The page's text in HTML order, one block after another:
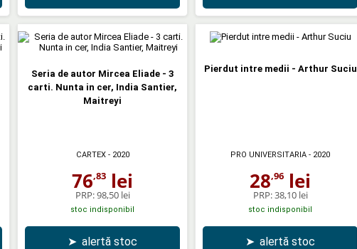
Seria de autor Mircea Eliade - 3
carti. Nunta in cer, India Santier,
Maitreyi
CARTEX- 2020
76,83 lei
PRP:98,50 lei
stoc indisponibil
➤ alertă stoc
Pierdut intre medii - Arthur Suciu
PRO UNIVERSITARIA - 2020
28,96 lei
PRP:38,10 lei
stoc indisponibil
➤ alertă stoc